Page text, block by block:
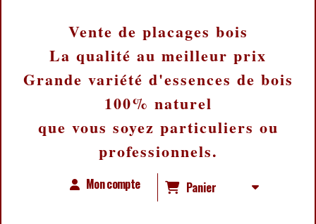
Vente de placages bois
La qualité au meilleur prix
Grande variété d'essences de bois
100% naturel
que vous soyez particuliers ou
professionnels.
Mon compte Panier